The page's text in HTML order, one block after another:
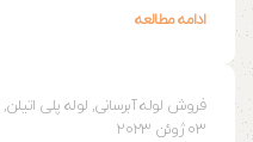
ادامه مطالعه
فروش لوله آبرسانی, لوله پلی اتیلن,
03 ژوئن 2023